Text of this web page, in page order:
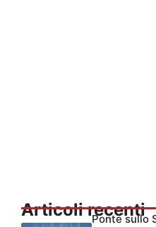
Articoli recenti
Ponte sullo